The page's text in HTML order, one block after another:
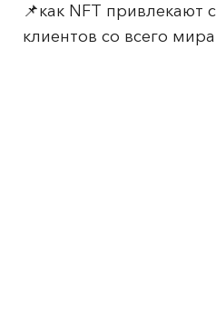
📌как NFT привлекают
клиентов со всего мира